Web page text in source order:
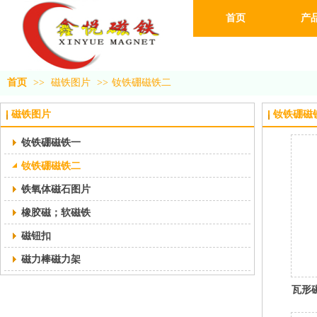
首页 产
首页 >> 磁铁图片 >> 钕铁硼磁铁二
磁铁图片
钕铁硼磁铁一
钕铁硼磁铁二
铁氧体磁石图片
橡胶磁；软磁铁
磁钮扣
磁力棒磁力架
钕铁硼磁
瓦形